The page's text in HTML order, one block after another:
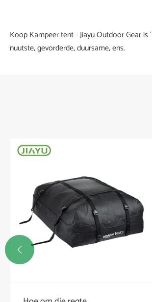
Koop Kampeer tent - Jiayu Outdoor Gear
nuutste, gevorderde, duursame, ens.
